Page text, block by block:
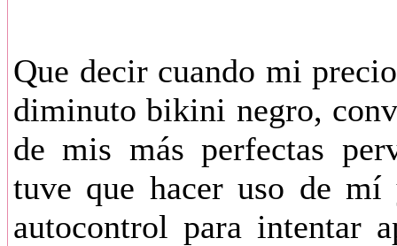
Que decir cuando mi
diminuto bikini negro,
de mis más perfectas
tuve que hacer uso de mí
autocontrol para intentar